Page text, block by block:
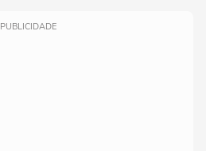
PUBLICIDADE